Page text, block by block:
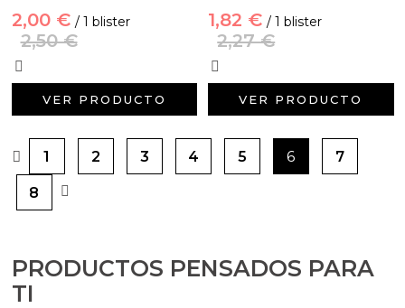
2,00 € / 1 blister
2,50 €
VER PRODUCTO
1,82 € / 1 blister
2,27 €
VER PRODUCTO
1 2 3 4 5 6 7
8
PRODUCTOS PENSADOS PARA
TI